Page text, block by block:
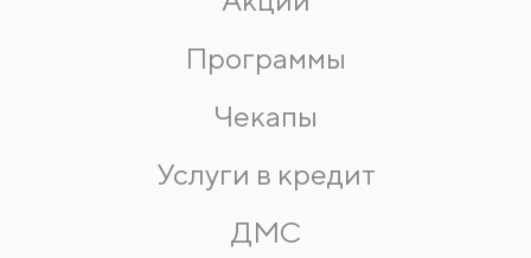
Программы
Чекапы
Услуги в кредит
ДМС